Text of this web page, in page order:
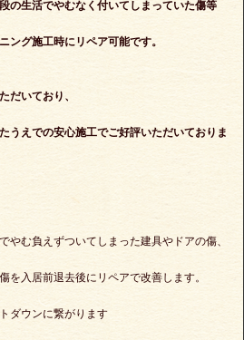
の生活でやむなく付いてしまっていた傷等
ング施工時にリペア可能です。
だいており、
うえでの安心施工でご好評いただいておりま
やむ負えずついてしまった建具やドアの傷、
を入居前退去後にリペアで改善します。
ダウンに繋がります